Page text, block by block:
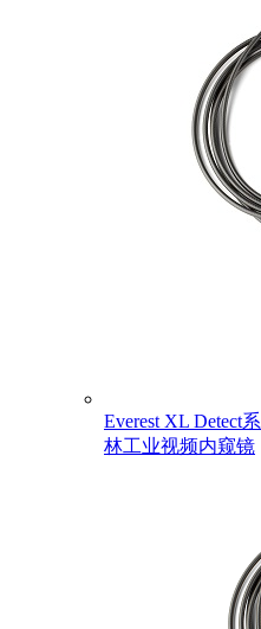
Everest XL Detect
林工业视频内窥镜